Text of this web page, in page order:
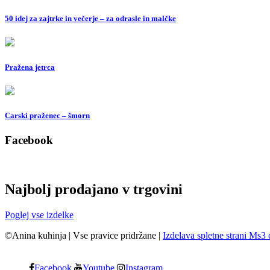
50 idej za zajtrke in večerje – za odrasle in malčke
Pražena jetrca
Carski praženec – šmorn
Facebook
Najbolj prodajano v trgovini
Poglej vse izdelke
©Anina kuhinja | Vse pravice pridržane | Izdelava spletne strani Ms3
Facebook Youtube Instagram